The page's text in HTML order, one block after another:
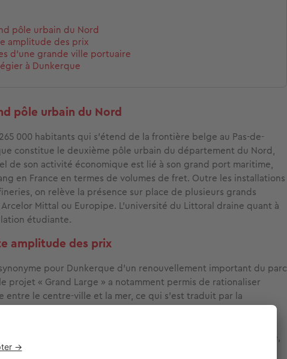
pôle urbain du Nord
amplitude des prix
d’une grande ville portuaire
à Dunkerque
pôle urbain du Nord
000 habitants qui s’étend de la frontière belge au Pas-de-
constitue le deuxième pôle urbain du département du Nord,
de son activité économique est lié à son grand port maritime,
en France en termes de volumes de fret. Outre les installations
on relève la présence sur place de plusieurs grands
Mittal ou Europipe. L’université du Littoral draine quant à
étudiante.
amplitude des prix
pour Dunkerque d’un renouvellement important du parc
projet « Grand Large » a notamment permis de rationaliser
entre le centre-ville et la mer, ce qui s’est traduit par la
de logements neufs. L’habitat neuf, toutefois, reste
la barre des 2 000€ le mètre carré. A comparer avec des
ville historique, non loin de la gare ou de la sous-préfecture,
mais sont beaucoup moins chers.